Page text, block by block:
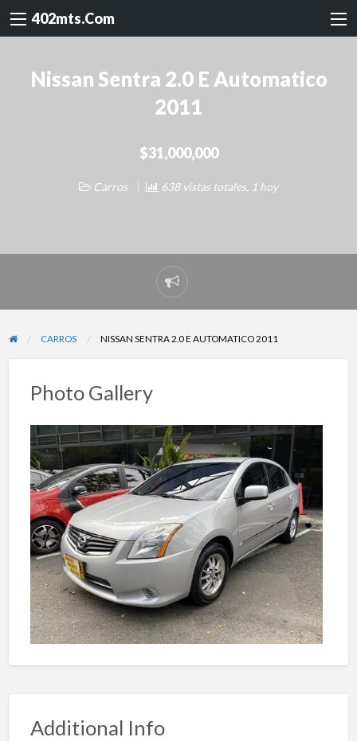
402mts.Com
Nissan Sentra 2.0 E Automatico
2011
$31,000,000
Carros 638 vistas totales, 1 hoy
Reportar
problema
CARROS NISSAN SENTRA 2.0 E AUTOMATICO 2011
Photo Gallery
Additional Info